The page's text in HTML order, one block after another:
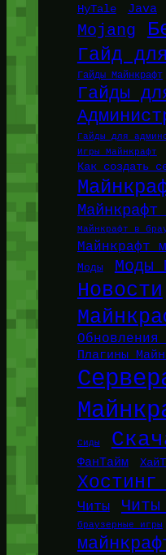
HyTale Java
Mojang
Гайд
Гайды Майнкрафт
Гайды
Гайды для
Игры Майнкрафт
Как создать
Майнкрафт
Майнкрафт в
Майнкрафт
Моды Моды
Новости
Обновления
Плагины
Сиды
ФанТайм
Хостинг
Читы
браузерные игры